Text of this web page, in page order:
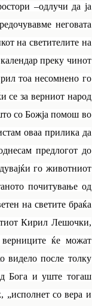
–одлучи да ја
неговата
на светителите на
преку чинот
тоа несомнено го
се за верниот народ
со Божја помош во
оваа прилика да
предлогот до
го животниот
почитување од
на светите браќа
Кирил Лешочки,
ќе можат
видело после толку
Бога и уште тогаш
„исполнет со вера и